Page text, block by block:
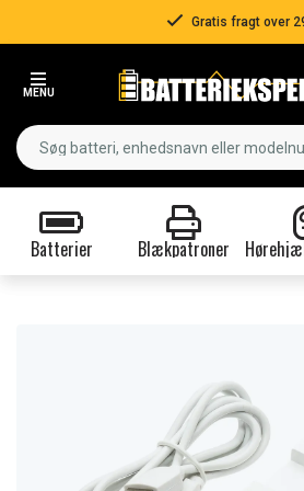
Gratis fragt over
MENU
Batterier Blækpatroner